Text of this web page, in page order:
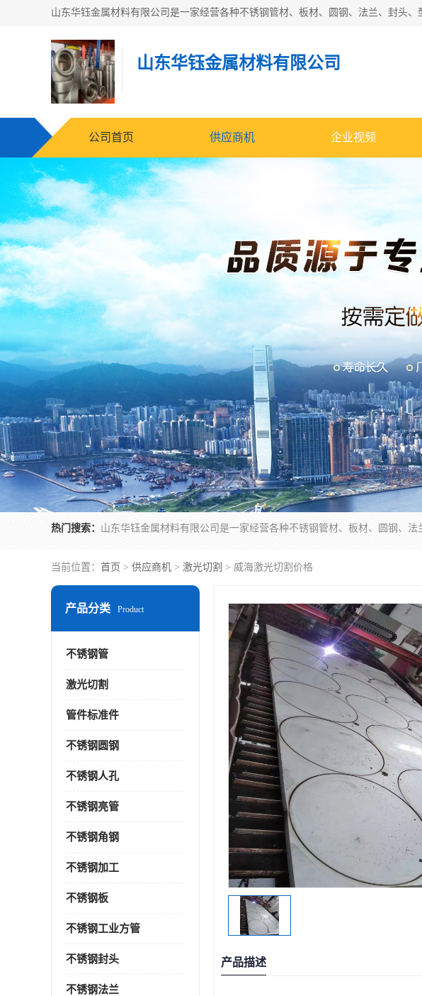
山东华钰金属材料有限公司
公司首页 供应商机 企业视频
热门搜索：
当前位置： 首页 > 供应商机 > 激光切割 > 威海激光切割价格
产品分类 Product
不锈钢管
激光切割
管件标准件
不锈钢圆钢
不锈钢人孔
不锈钢亮管
不锈钢角钢
不锈钢加工
不锈钢板
不锈钢工业方管
不锈钢封头
不锈钢法兰
产品描述